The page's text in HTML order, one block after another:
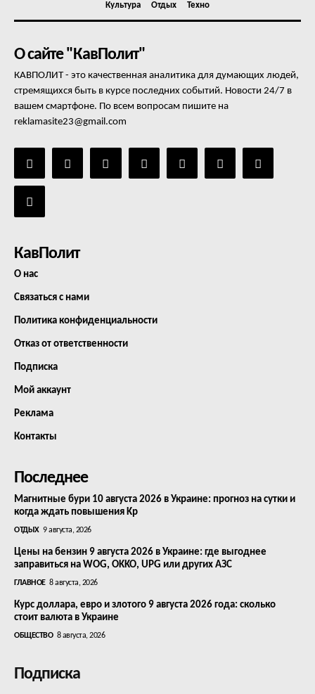
Культура
Отдых Техно
О сайте "КавПолит"
КАВПОЛИТ - это качественная аналитика для думающих людей,
стремящихся быть в курсе последних событий. Новости 24/7 в
вашем смартфоне. По всем вопросам пишите на
reklamasite23@gmail.com
КавПолит
О нас
Связаться с нами
Политика конфиденциальности
Отказ от ответственности
Подписка
Мой аккаунт
Реклама
Контакты
Последнее
Магнитные бури 10 августа 2026 в Украине: прогноз на сутки и
когда ждать повышения Kp
ОТДЫХ 9 августа, 2026
Цены на бензин 9 августа 2026 в Украине: где выгоднее
заправиться на WOG, OKKO, UPG или других АЗС
ГЛАВНОЕ 8 августа, 2026
Курс доллара, евро и злотого 9 августа 2026 года: сколько
стоит валюта в Украине
ОБЩЕСТВО 8 августа, 2026
Подписка